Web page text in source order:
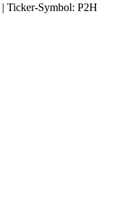
| Ticker-Symbol: P2H